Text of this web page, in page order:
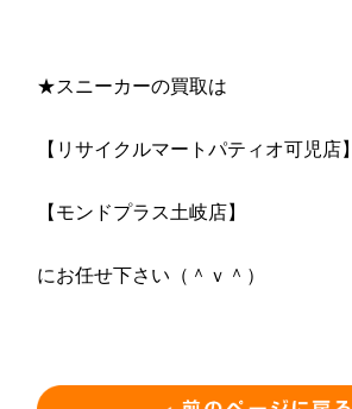
★スニーカーの買取は
【リサイクルマートパティオ可児店】
【モンドプラス土岐店】
にお任せ下さい（＾ｖ＾）